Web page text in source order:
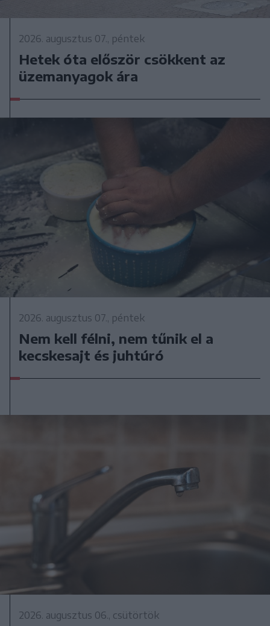
2026. augusztus 07., péntek
Hetek óta először csökkent az
üzemanyagok ára
2026. augusztus 07., péntek
Nem kell félni, nem tűnik el a
kecskesajt és juhtúró
2026. augusztus 06., csütörtök